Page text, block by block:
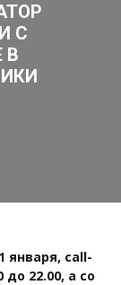
С
В
января, call-
22.00, а со